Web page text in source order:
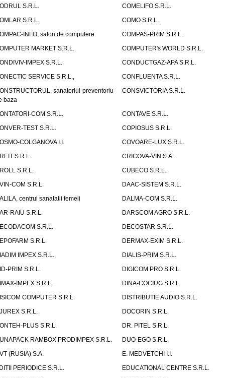
S.R.L.
COMELIFO S.R.L.
S.R.L.
COMO S.R.L.
INFO, salon de computere
COMPAS-PRIM S.R.L.
MARKET S.R.L.
COMPUTER's WORLD S.R.L.
IMPEX S.R.L.
CONDUCTGAZ-APA S.R.L.
SERVICE S.R.L.,
CONFLUENTA S.R.L.
sanatoriul-preventoriu
baza
CONSVICTORIA S.R.L.
COM S.R.L.
CONTAVE S.R.L.
TEST S.R.L.
COPIOSUS S.R.L.
COLGANOVA I.I.
COVOARE-LUX S.R.L.
S.R.L.
CRICOVA-VIN S.A.
S.R.L.
CUBECO S.R.L.
COM S.R.L.
DAAC-SISTEM S.R.L.
centrul sanatatii femeii
DALMA-COM S.R.L.
RAIU S.R.L.
DARSCOM AGRO S.R.L.
S.R.L.
DECOSTAR S.R.L.
S.R.L.
DERMAX-EXIM S.R.L.
IMPEX S.R.L.
DIALIS-PRIM S.R.L.
PRIM S.R.L.
DIGICOM PRO S.R.L.
IMPEX S.R.L.
DINA-COCIUG S.R.L.
COMPUTER S.R.L.
DISTRIBUTIE AUDIO S.R.L.
S.R.L.
DOCORIN S.R.L.
PLUS S.R.L.
DR. PITEL S.R.L.
RAMBOX PRODIMPEX S.R.L.
DUO-EGO S.R.L.
(RUSIA) S.A.
E. MEDVETCHI I.I.
PERIODICE S.R.L.
EDUCATIONAL CENTRE S.R.L.